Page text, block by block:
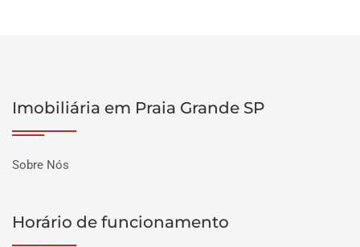
Imobiliária em Praia Grande SP
Sobre Nós
Horário de funcionamento